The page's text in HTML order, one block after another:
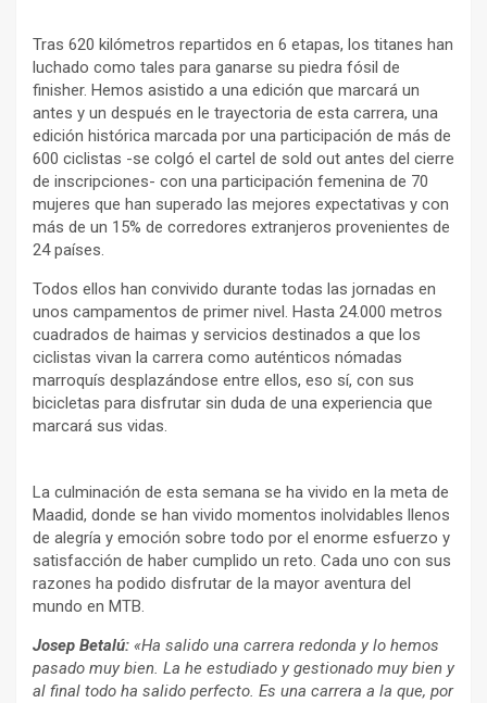
Tras 620 kilómetros repartidos en 6 etapas, los titanes han
luchado como tales para ganarse su piedra fósil de
finisher. Hemos asistido a una edición que marcará un
antes y un después en le trayectoria de esta carrera, una
edición histórica marcada por una participación de más de
600 ciclistas -se colgó el cartel de sold out antes del cierre
de inscripciones- con una participación femenina de 70
mujeres que han superado las mejores expectativas y con
más de un 15% de corredores extranjeros provenientes de
24 países.
Todos ellos han convivido durante todas las jornadas en
unos campamentos de primer nivel. Hasta 24.000 metros
cuadrados de haimas y servicios destinados a que los
ciclistas vivan la carrera como auténticos nómadas
marroquís desplazándose entre ellos, eso sí, con sus
bicicletas para disfrutar sin duda de una experiencia que
marcará sus vidas.
La culminación de esta semana se ha vivido en la meta de
Maadid, donde se han vivido momentos inolvidables llenos
de alegría y emoción sobre todo por el enorme esfuerzo y
satisfacción de haber cumplido un reto. Cada uno con sus
razones ha podido disfrutar de la mayor aventura del
mundo en MTB.
Josep Betalú: «Ha salido una carrera redonda y lo hemos
pasado muy bien. La he estudiado y gestionado muy bien y
al final todo ha salido perfecto. Es una carrera a la que, por